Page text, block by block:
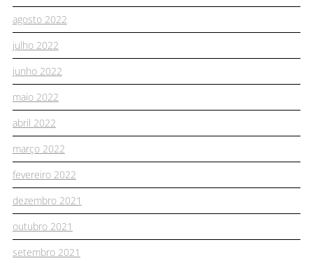
agosto 2022
julho 2022
junho 2022
maio 2022
abril 2022
março 2022
fevereiro 2022
dezembro 2021
outubro 2021
setembro 2021